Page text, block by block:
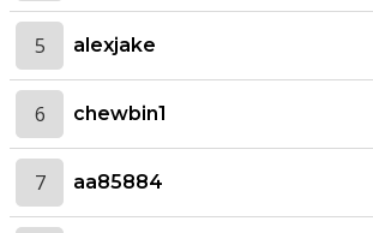
5 alexjake
6 chewbin1
7 aa85884